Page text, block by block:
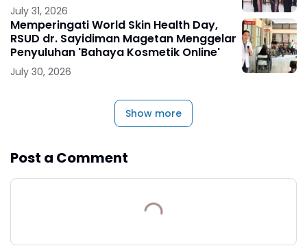
July 31, 2026
Memperingati World Skin Health Day,
RSUD dr. Sayidiman Magetan Menggelar
Penyuluhan 'Bahaya Kosmetik Online'
July 30, 2026
Show more
Post a Comment